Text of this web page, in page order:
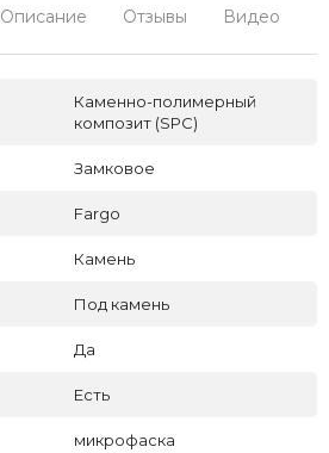
Описание Отзывы Видео
Каменно-полимерный
композит (SPC)
Замковое
Fargo
Камень
Под камень
Да
Есть
микрофаска